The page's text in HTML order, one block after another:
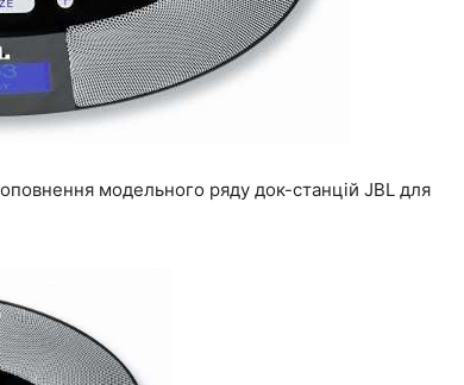
модельного ряду док-станцій JBL для